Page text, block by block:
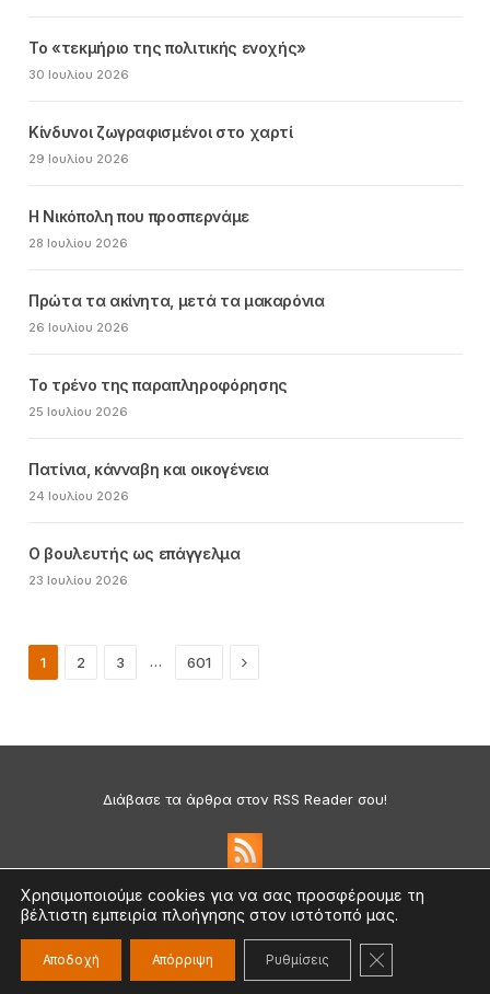
Το «τεκμήριο της πολιτικής ενοχής»
30 Ιουλίου 2026
Κίνδυνοι ζωγραφισμένοι στο χαρτί
29 Ιουλίου 2026
Η Νικόπολη που προσπερνάμε
28 Ιουλίου 2026
Πρώτα τα ακίνητα, μετά τα μακαρόνια
26 Ιουλίου 2026
Το τρένο της παραπληροφόρησης
25 Ιουλίου 2026
Πατίνια, κάνναβη και οικογένεια
24 Ιουλίου 2026
Ο βουλευτής ως επάγγελμα
23 Ιουλίου 2026
1 2 3 … 601 Next
Διάβασε τα άρθρα στον RSS Reader σου!
Πολιτική Απορρήτου & Cookies
©2026 medium.gr | Designed & Supported bynat.ad
Χρησιμοποιούμε cookies για να σας προσφέρουμε τη
βέλτιστη εμπειρία πλοήγησης στον ιστότοπό μας.
Αποδοχή Απόρριψη Ρυθμίσεις ΚΛΕΊΣΙΜΟ ΤΟΥ